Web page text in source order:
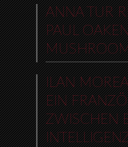
ANNA TUR
PAUL
ILAN
EIN
ZWISCHEN